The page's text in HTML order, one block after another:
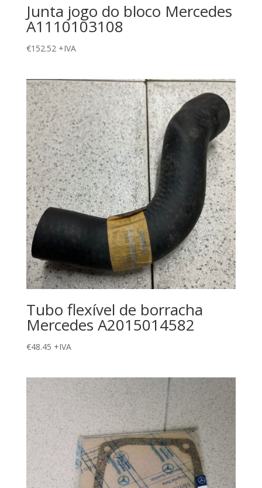
Junta jogo do bloco Mercedes
A1110103108
€152.52 +IVA
Tubo flexível de borracha
Mercedes A2015014582
€48.45 +IVA